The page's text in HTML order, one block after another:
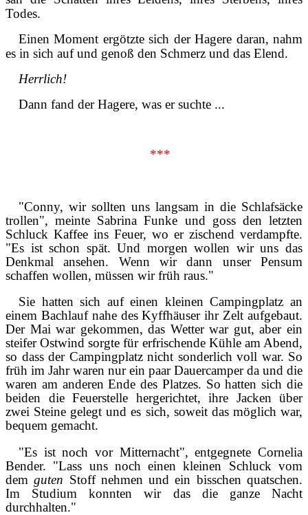
Todes.
Einen Moment ergötzte sich der Hagere daran, nahm
es in sich auf und genoß den Schmerz und das Elend.
Herrlich!
Dann fand der Hagere, was er suchte ...
***
"Conny, wir sollten uns langsam in die Schlafsäcke
trollen", meinte Sabrina Funke und goss den letzten
Schluck Kaffee ins Feuer, wo er zischend verdampfte.
"Es ist schon spät. Und morgen wollen wir uns das
Denkmal ansehen. Wenn wir dann unser Pensum
schaffen wollen, müssen wir früh raus."
Sie hatten sich auf einen kleinen Campingplatz an
einem Bachlauf nahe des Kyffhäuser ihr Zelt aufgebaut.
Der Mai war gekommen, das Wetter war gut, aber ein
steifer Ostwind sorgte für erfrischende Kühle am Abend,
so dass der Campingplatz nicht sonderlich voll war. So
früh im Jahr waren nur ein paar Dauercamper da und die
waren am anderen Ende des Platzes. So hatten sich die
beiden die Feuerstelle hergerichtet, ihre Jacken über
zwei Steine gelegt und es sich, soweit das möglich war,
bequem gemacht.
"Es ist noch vor Mitternacht", entgegnete Cornelia
Bender. "Lass uns noch einen kleinen Schluck vom
demguten Stoff nehmen und ein bisschen quatschen.
Im Studium konnten wir das die ganze Nacht
durchhalten."